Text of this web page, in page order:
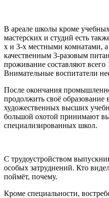
В ареале школы кроме
мастерских и студий есть
х и 3-х местными комнатами,
качественным 3-разовым
проживание составляют всего
Внимательные воспитатели
После окончания
продолжить своё образование
художественных высших
большой охотой принимают
специализированных школ.
С трудоустройством
особых затруднений. Кто
поймёт, почему.
Кроме специальности,